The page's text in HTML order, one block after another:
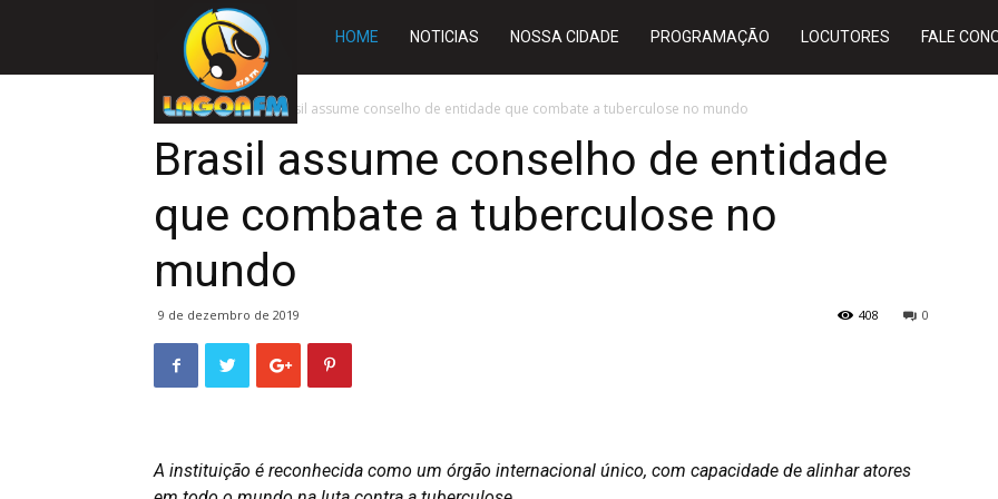
Rádio
Lagoa
FM
HOME NOTICIAS NOSSA CIDADE PROGRAMAÇÃO LOCUTORES FALE
Início BRASIL Brasil assume conselho de entidade que combate a tuberculose no mundo
Brasil assume conselho de entidade
que combate a tuberculose no
mundo
9 de dezembro de 2019 0
408
A instituição é reconhecida como um órgão internacional único, com capacidade de alinhar atores